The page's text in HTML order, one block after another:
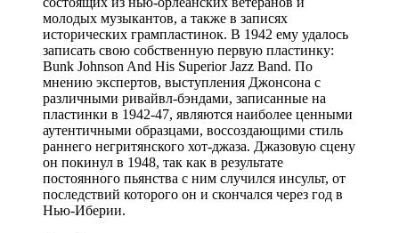
молодых музыкантов, а также в записях
исторических грампластинок. В 1942 ему удалось
записать свою собственную первую пластинку:
Bunk Johnson And His Superior Jazz Band. По
мнению экспертов, выступления Джонсона с
различными ривайвл-бэндами, записанные на
пластинки в 1942-47, являются наиболее ценными
аутентичными образцами, воссоздающими стиль
раннего негритянского хот-джаза. Джазовую сцену
он покинул в 1948, так как в результате
постоянного пьянства с ним случился инсульт, от
последствий которого он и скончался через год в
Нью-Иберии.